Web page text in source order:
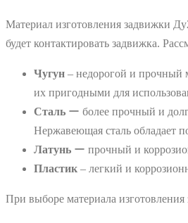
Материал изготовления задвижки
будет контактировать задвижка.
Чугун ‒ недорогой и прочный
их пригодными для
Сталь ー более прочный и
Нержавеющая сталь обладает
Латунь ー прочный и
Пластик ‒ легкий и
При выборе материала